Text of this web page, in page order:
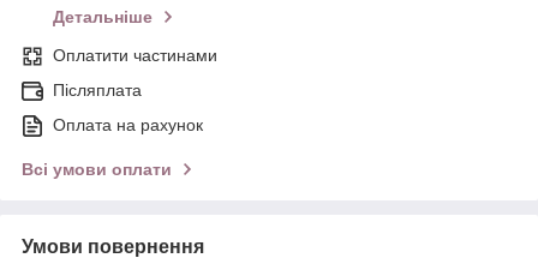
Детальніше
Оплатити частинами
Післяплата
Оплата на рахунок
Всі умови оплати
Умови повернення